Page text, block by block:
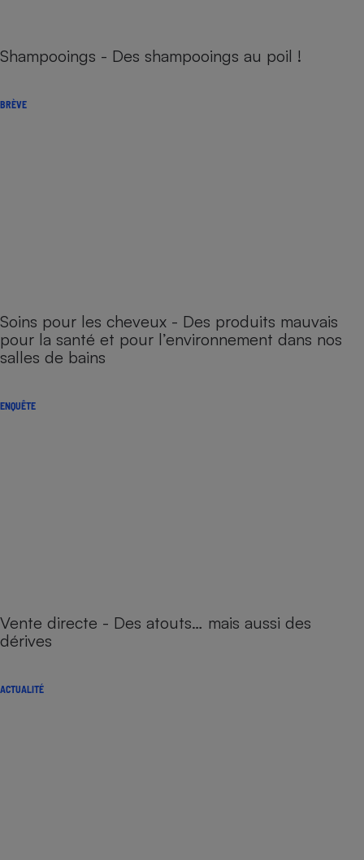
Shampooings - Des shampooings au poil !
BRÈVE
Soins pour les cheveux - Des produits mauvais
pour la santé et pour l’environnement dans nos
salles de bains
ENQUÊTE
Vente directe - Des atouts… mais aussi des
dérives
ACTUALITÉ